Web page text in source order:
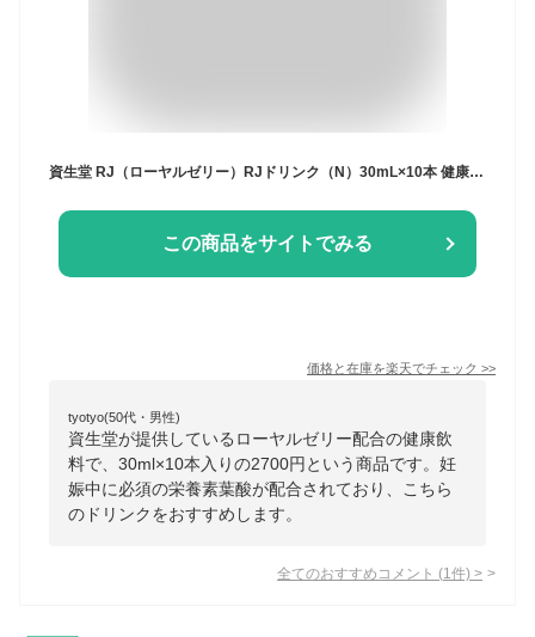
資生堂 RJ（ローヤルゼリー）RJドリンク（N）30mL×10本 健康食品 ビタミン類 葉酸 【 メーカーより取寄せ商品 】
この商品をサイトでみる
価格と在庫を楽天でチェック >>
tyotyo(50代・男性)
資生堂が提供しているローヤルゼリー配合の健康飲
料で、30ml×10本入りの2700円という商品です。妊
娠中に必須の栄養素葉酸が配合されており、こちら
のドリンクをおすすめします。
全てのおすすめコメント (1 件) >